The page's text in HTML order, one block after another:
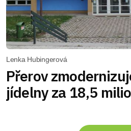
Lenka Hubingerová
Přerov
jídelny za 18,5